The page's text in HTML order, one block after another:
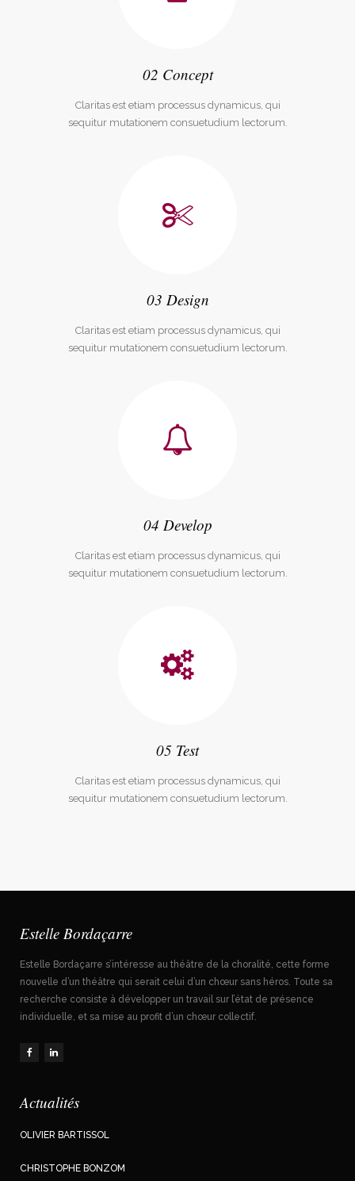
02 Concept
Claritas est etiam processus dynamicus, qui
sequitur mutationem consuetudium lectorum.
03 Design
Claritas est etiam processus dynamicus, qui
sequitur mutationem consuetudium lectorum.
04 Develop
Claritas est etiam processus dynamicus, qui
sequitur mutationem consuetudium lectorum.
05 Test
Claritas est etiam processus dynamicus, qui
sequitur mutationem consuetudium lectorum.
Estelle Bordaçarre
Estelle Bordaçarre s’intéresse au théâtre de la choralité, cette forme
nouvelle d’un théâtre qui serait celui d’un chœur sans héros. Toute sa
recherche consiste à développer un travail sur l’état de présence
individuelle, et sa mise au profit d’un chœur collectif.
Actualités
OLIVIER BARTISSOL
CHRISTOPHE BONZOM